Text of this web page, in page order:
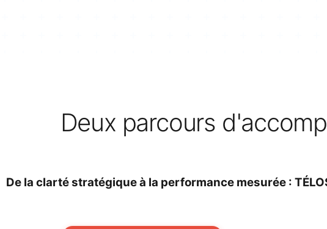
Deux parcours
De la clarté stratégique à la performance mesurée :